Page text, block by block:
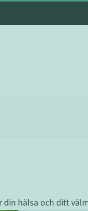
hälsa och ditt